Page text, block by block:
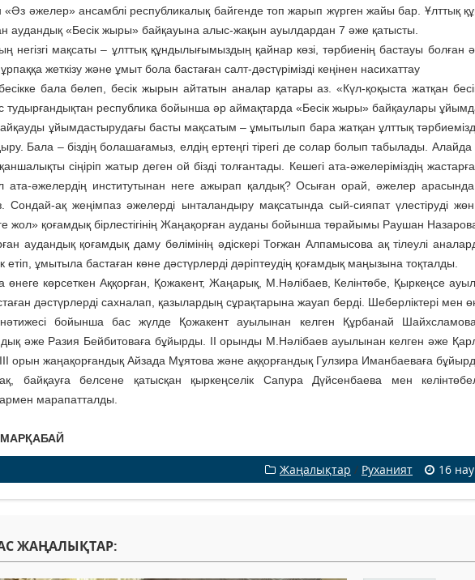
«Әз әжелер» ансамблі республикалық байгенде топ жарып жүрген жайы бар. Ұлттық
аудандық «Бесік жыры» байқауына алыс-жақын ауылдардан 7 әже қатысты.
негізгі мақсаты – ұлттық құндылығымыздың қайнар көзі, тәрбиенің бастауы болған
жеткізу және ұмыт бола бастаған салт-дәстүрімізді кеңінен насихаттау
бесікке бала бөлеп, бесік жырын айтатын аналар қатары аз. «Күл-қоқыста жатқан
тудырғандықтан республика бойынша әр аймақтарда «Бесік жыры» байқаулары
ұйымдастырудағы басты мақсатым – ұмытылып бара жатқан ұлттық
Бала – біздің болашағамыз, елдің ертеңгі тірегі де солар болып табылады. Алайда
сіңіріп жатыр деген ой бізді толғантады. Кешегі ата-әжелеріміздің
ата-әжелердің институтынан неге ажырап қалдық? Осыған орай, әжелер
Сондай-ақ жеңімпаз әжелерді ынталандыру мақсатында сый-сияпат үлестіруді
жол» қоғамдық бірлестігінің Жаңақорған ауданы бойынша төрайымы Раушан
аудандық қоғамдық даму бөлімінің әдіскері Тоғжан Алпамысова ақ тілеулі
етіп, ұмытыла бастаған көне дәстүрлерді дәріптеудің қоғамдық маңызына тоқталды.
өнеге көрсеткен Аққорған, Қожакент, Жаңарық, М.Нәлібаев, Келінтөбе, Қыркеңсе
дәстүрлерді сахналап, қазылардың сұрақтарына жауап берді. Шеберліктері мен
бойынша бас жүлде Қожакент ауылынан келген Құрбанай
әже Разия Бейбитоваға бұй­ырды. ІІ орынды М.Нәлібаев ауылынан келген әже
орын жаңақорғандық Айза­да Мұятова және аққорғандық Гулзира Иманбаеваға
байқауға белсене қатысқан қыркеңселік Сапура Дүйсенбаева мен
марапатталды.
МАРҚАБАЙ
Жаңалықтар / Руханият 16
ЖАҢАЛЫҚТАР: